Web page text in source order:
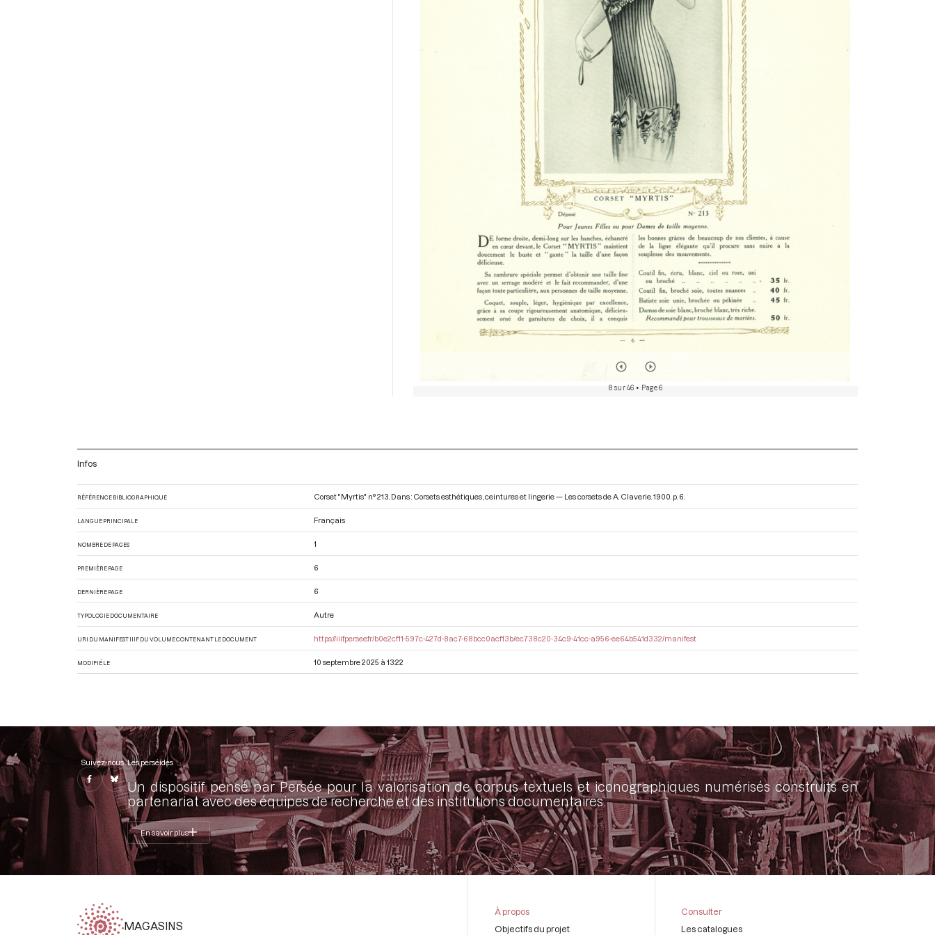
8 sur 46 • Page 6
Infos
RÉFÉRENCE BIBLIOGRAPHIQUE Corset "Myrtis" n° 213. Dans : Corsets esthétiques, ceintures et lingerie — Les corsets de A. Claverie. 1900. p. 6.
LANGUE PRINCIPALE Français
NOMBRE DE PAGES 1
PREMIÈRE PAGE 6
DERNIÈRE PAGE 6
TYPOLOGIE DOCUMENTAIRE Autre
URI DU MANIFEST IIIF DU VOLUME CONTENANT LE DOCUMENT https://iiif.persee.fr/b0e2cf11-597c-427d-8ac7-68bcc0acf13b/ec738c20-34c9-41cc-a956-ee64b541d332/manifest
MODIFIÉ LE 10 septembre 2025 à 13:22
Suivez-nous Les perséides
Un dispositif pensé par Persée pour la valorisation de corpus textuels et iconographiques numérisés construits en
partenariat avec des équipes de recherche et des institutions documentaires.
En savoir plus
MAGASINS
À propos
Objectifs du projet
Consulter
Les catalogues